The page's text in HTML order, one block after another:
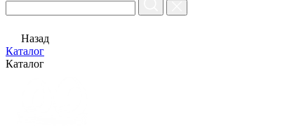
Назад
Каталог
Каталог